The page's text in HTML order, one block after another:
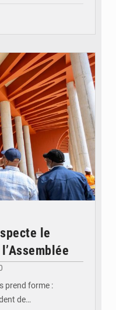
le
prend forme :
de…